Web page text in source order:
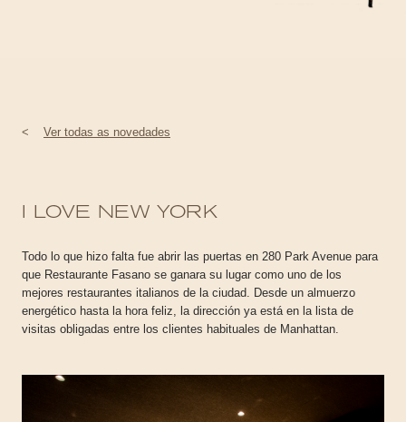
< Ver todas as novedades
I LOVE NEW YORK
Todo lo que hizo falta fue abrir las puertas en 280 Park Avenue para
que Restaurante Fasano se ganara su lugar como uno de los
mejores restaurantes italianos de la ciudad. Desde un almuerzo
energético hasta la hora feliz, la dirección ya está en la lista de
visitas obligadas entre los clientes habituales de Manhattan.